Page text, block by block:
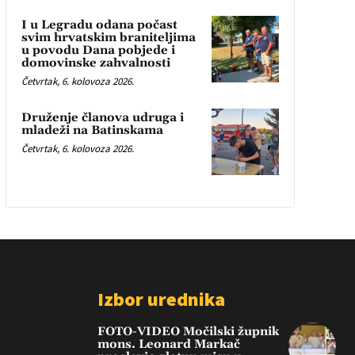
I u Legradu odana počast
svim hrvatskim braniteljima
u povodu Dana pobjede i
domovinske zahvalnosti
Četvrtak, 6. kolovoza 2026.
Druženje članova udruga i
mladeži na Batinskama
Četvrtak, 6. kolovoza 2026.
Izbor urednika
FOTO-VIDEO Močilski župnik
mons. Leonard Markač